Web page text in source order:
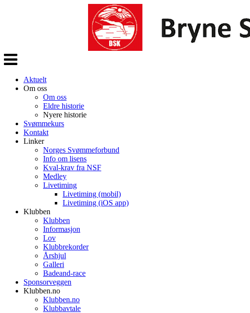
Veksle
navigasjon
Aktuelt
Om oss
Om oss
Eldre historie
Nyere historie
Svømmekurs
Kontakt
Linker
Norges Svømmeforbund
Info om lisens
Kval-krav fra NSF
Medley
Livetiming
Livetiming (mobil)
Livetiming (iOS app)
Klubben
Klubben
Informasjon
Lov
Klubbrekorder
Årshjul
Galleri
Badeand-race
Sponsorveggen
Klubben.no
Klubben.no
Klubbavtale